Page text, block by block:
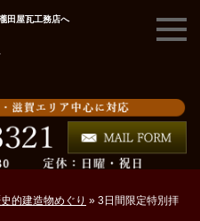
田屋瓦工務店へ
的建造物めぐり » 3日間限定特別拝